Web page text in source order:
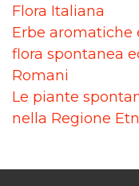
Flora Italiana
Erbe aromatiche
flora spontanea
Romani
Le piante
nella Regione